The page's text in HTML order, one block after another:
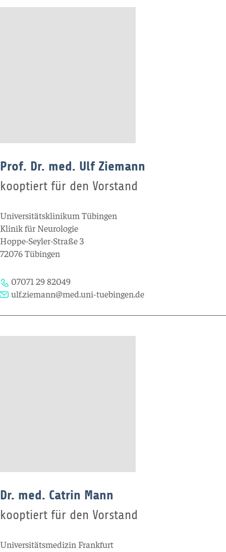
Prof. Dr. med. Ulf Ziemann
kooptiert für den Vorstand
Universitätsklinikum Tübingen
Klinik für Neurologie
Hoppe-Seyler-Straße 3
72076 Tübingen
07071 29 82049
ulf.ziemann@med.uni-tuebingen.de
Dr. med. Catrin Mann
kooptiert für den Vorstand
Universitätsmedizin Frankfurt